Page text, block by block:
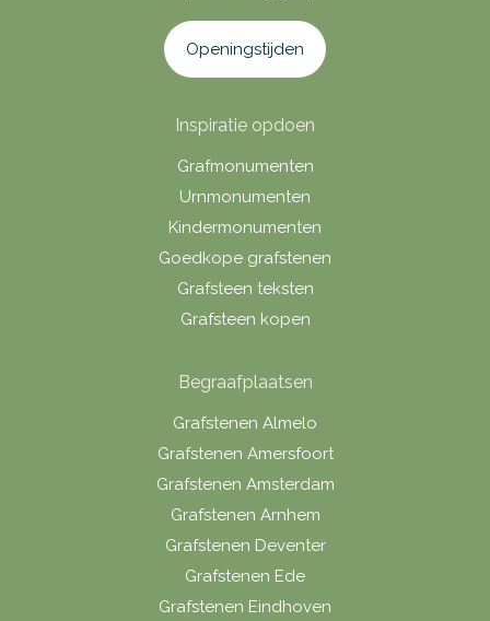
Openingstijden
Inspiratie opdoen
Grafmonumenten
Urnmonumenten
Kindermonumenten
Goedkope grafstenen
Grafsteen teksten
Grafsteen kopen
Begraafplaatsen
Grafstenen Almelo
Grafstenen Amersfoort
Grafstenen Amsterdam
Grafstenen Arnhem
Grafstenen Deventer
Grafstenen Ede
Grafstenen Eindhoven